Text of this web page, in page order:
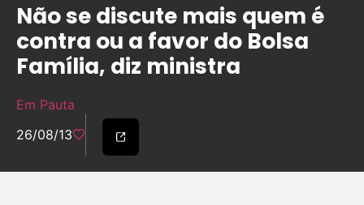
Não se discute mais quem é
contra ou a favor do Bolsa
Família, diz ministra
Em Pauta
26/08/13